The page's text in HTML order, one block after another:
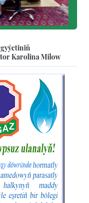
Karolina Milow